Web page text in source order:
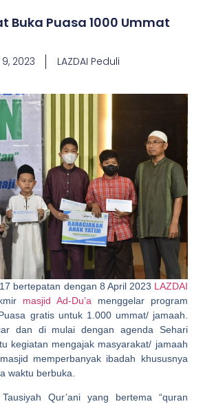
Buka Puasa 1000 Ummat
2023 LAZDAI Peduli
bertepatan dengan 8 April 2023 LAZDAI
masjid Ad-Du’a menggelar program
gratis untuk 1.000 ummat/ jamaah.
dan di mulai dengan agenda Sehari
kegiatan mengajak masyarakat/ jamaah
memperbanyak ibadah khususnya
waktu berbuka.
Qur’ani yang bertema “quran